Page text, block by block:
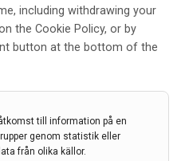
including withdrawing your
the Cookie Policy, or by
button at the bottom of the
till information på en
genom statistik eller
från olika källor.